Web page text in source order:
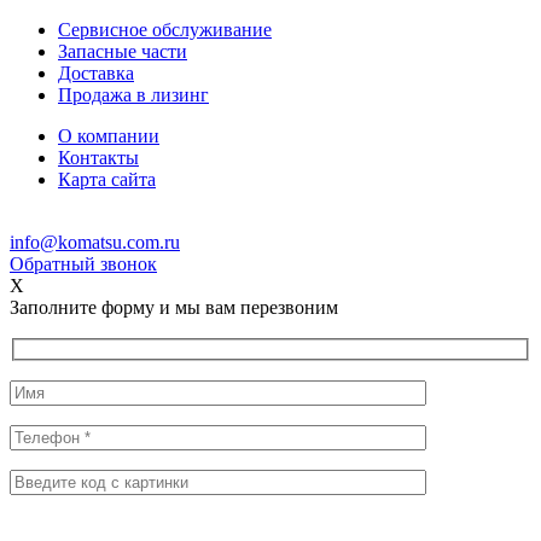
Сервисное обслуживание
Запасные части
Доставка
Продажа в лизинг
О компании
Контакты
Карта сайта
info@komatsu.com.ru
Обратный звонок
X
Заполните форму и мы вам перезвоним